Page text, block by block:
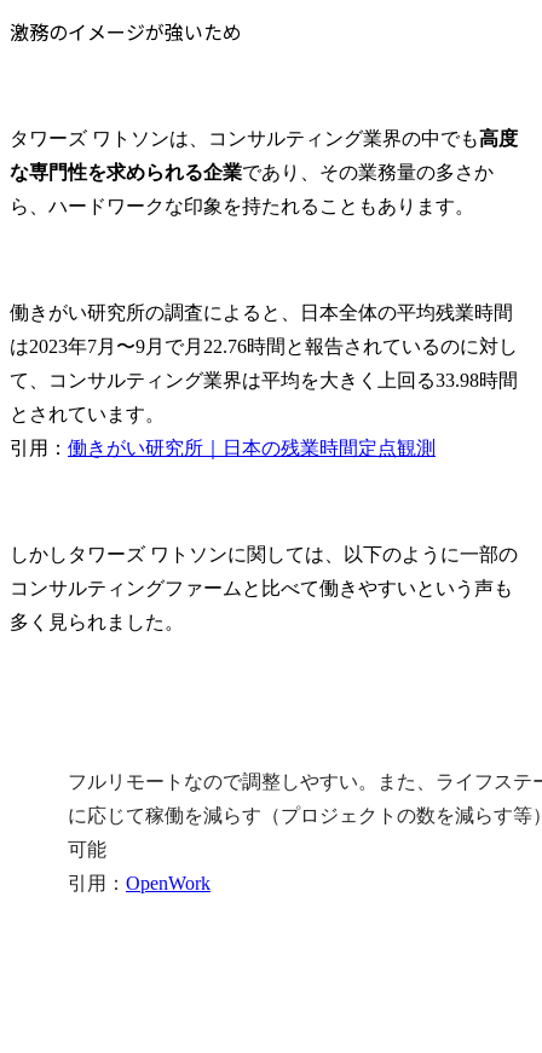
激務のイメージが強いため
タワーズ ワトソンは、コンサルティング業界の中でも高度
な専門性を求められる企業であり、その業務量の多さか
ら、ハードワークな印象を持たれることもあります。
働きがい研究所の調査によると、日本全体の平均残業時間
は2023年7月〜9月で月22.76時間と報告されているのに対し
て、コンサルティング業界は平均を大きく上回る33.98時間
とされています。
引用： 働きがい研究所｜日本の残業時間定点観測
しかしタワーズ ワトソンに関しては、以下のように一部の
コンサルティングファームと比べて働きやすいという声も
多く見られました。
フルリモートなので調整しやすい。また、ライフステ
に応じて稼働を減らす（プロジェクトの数を減らす等
可能
引用： OpenWork